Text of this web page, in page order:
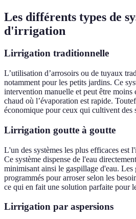
Les différents types de
d'irrigation
Lirrigation traditionnelle
L’utilisation d’arrosoirs ou de tuyaux
notamment pour les petits jardins. Ce
intervention manuelle et peut être moins
chaud où l’évaporation est rapide.
économique pour ceux qui cultivent des
Lirrigation goutte à goutte
L'un des systèmes les plus efficaces est
Ce système dispense de l'eau
minimisant ainsi le gaspillage d'eau. Les
programmés pour arroser selon les
ce qui en fait une solution parfaite pour
Lirrigation par aspersions